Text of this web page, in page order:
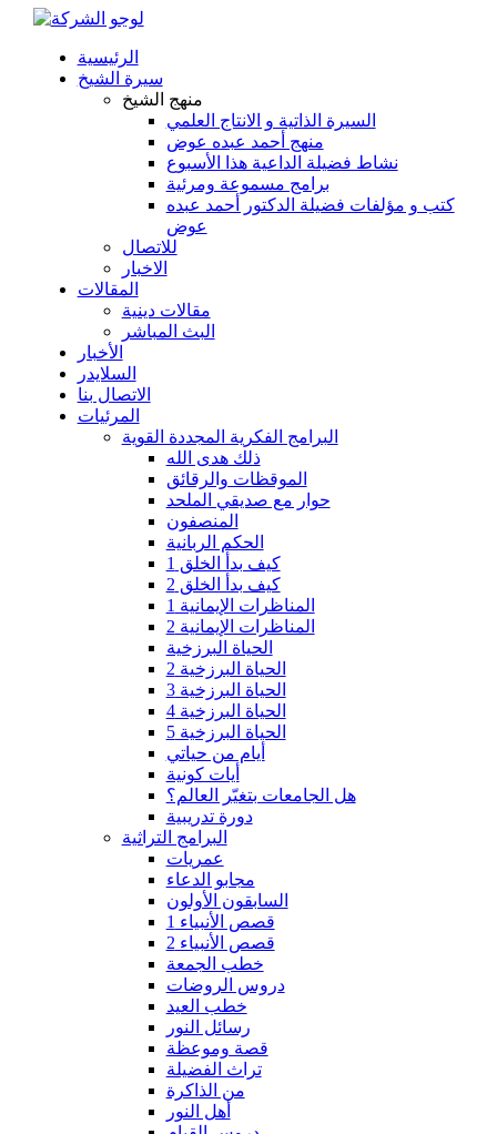
الرئيسية
سيرة الشيخ
منهج الشيخ
السيرة الذاتية و الانتاج العلمي
منهج أحمد عبده عوض
نشاط فضيلة الداعية هذا الأسبوع
برامج مسموعة ومرئية
كتب و مؤلفات فضيلة الدكتور أحمد عبده
عوض
للاتصال
الاخبار
المقالات
مقالات دينية
البث المباشر
الأخبار
السلايدر
الاتصال بنا
المرئيات
البرامج الفكرية المجددة القوية
ذلك هدى الله
الموقظات والرقائق
حوار مع صديقي الملحد
المنصفون
الحكم الربانية
كيف بدأ الخلق 1
كيف بدأ الخلق 2
المناظرات الإيمانية 1
المناظرات الإيمانية 2
الحياة البرزخية
الحياة البرزخية 2
الحياة البرزخية 3
الحياة البرزخية 4
الحياة البرزخية 5
أيام من حياتي
أيات كونية
هل الجامعات بتغيّر العالم؟
دورة تدريبية
البرامج التراثية
عمريات
مجابو الدعاء
السابقون الأولون
قصص الأنبياء 1
قصص الأنبياء 2
خطب الجمعة
دروس الروضات
خطب العيد
رسائل النور
قصة وموعظة
تراث الفضيلة
من الذاكرة
أهل النور